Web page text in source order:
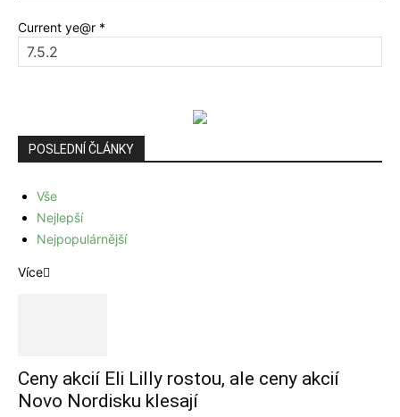
Current ye@r *
POSLEDNÍ ČLÁNKY
Vše
Nejlepší
Nejpopulárnější
Více
Ceny akcií Eli Lilly rostou, ale ceny akcií
Novo Nordisku klesají